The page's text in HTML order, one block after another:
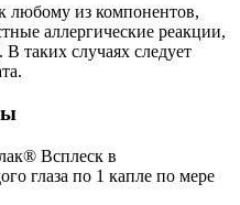
любому из компонентов,
аллергические реакции,
таких случаях следует
Всплеск в
глаза по 1 капле по мере